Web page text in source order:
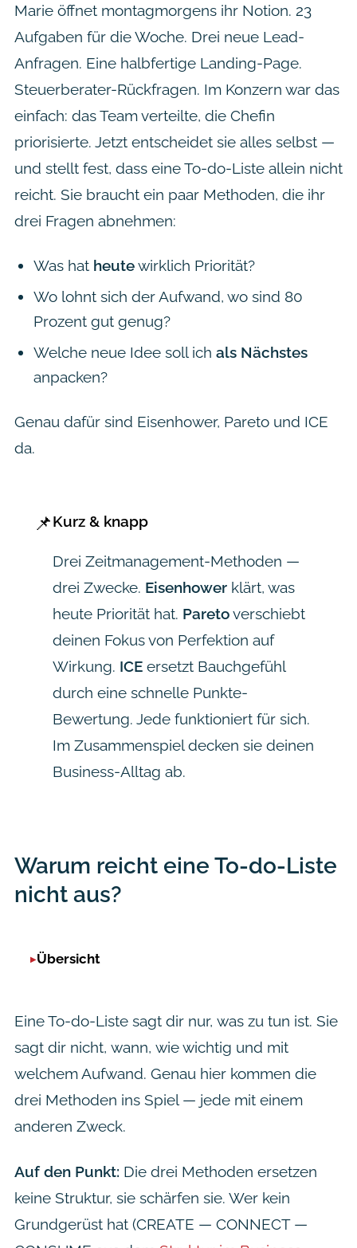
Marie öffnet montagmorgens ihr Notion. 23
Aufgaben für die Woche. Drei neue Lead-
Anfragen. Eine halbfertige Landing-Page.
Steuerberater-Rückfragen. Im Konzern war das
einfach: das Team verteilte, die Chefin
priorisierte. Jetzt entscheidet sie alles selbst —
und stellt fest, dass eine To-do-Liste allein nicht
reicht. Sie braucht ein paar Methoden, die ihr
drei Fragen abnehmen:
Was hat heutewirklich Priorität?
Wo lohnt sich der Aufwand, wo sind 80
Prozent gut genug?
Welche neue Idee soll ich als Nächstes
anpacken?
Genau dafür sind Eisenhower, Pareto und ICE
da.
📌Kurz & knapp
Drei Zeitmanagement-Methoden —
drei Zwecke. Eisenhowerklärt, was
heute Priorität hat. Paretoverschiebt
deinen Fokus von Perfektion auf
Wirkung. ICEersetzt Bauchgefühl
durch eine schnelle Punkte-
Bewertung. Jede funktioniert für sich.
Im Zusammenspiel decken sie deinen
Business-Alltag ab.
Warum reicht eine To-do-Liste
nicht aus?
Übersicht
Eine To-do-Liste sagt dir nur, waszu tun ist. Sie
sagt dir nicht, wann, wie wichtig und mit
welchem Aufwand. Genau hier kommen die
drei Methoden ins Spiel — jede mit einem
anderen Zweck.
Auf den Punkt: Die drei Methoden ersetzen
keine Struktur, sie schärfen sie. Wer kein
Grundgerüst hat (CREATE — CONNECT —